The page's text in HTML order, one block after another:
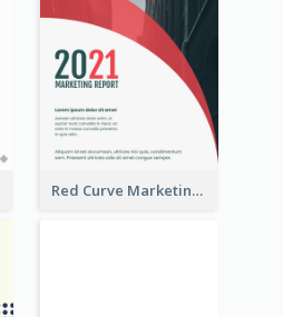
Red Curve Marketing Reports